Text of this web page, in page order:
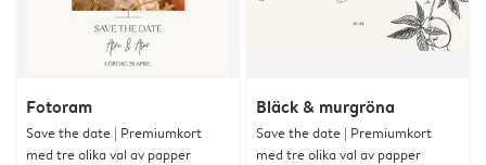
Fotoram
Save the date | Premiumkort
med tre olika val av papper
Bläck & murgröna
Save the date | Premiumkort
med tre olika val av papper